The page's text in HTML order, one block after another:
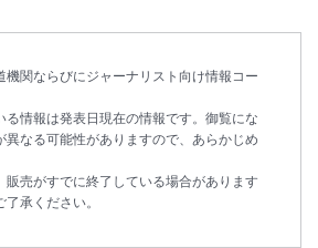
機関ならびにジャーナリスト向け情報コー
る情報は発表日現在の情報です。御覧にな
異なる可能性がありますので、あらかじめ
販売がすでに終了している場合があります
承ください。